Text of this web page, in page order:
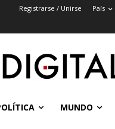
Registrarse / Unirse País
MUNDO